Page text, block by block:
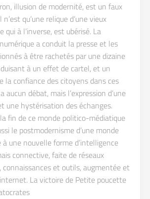
illusion de modernité, est un faux
qu’une relique d’une vieux
qui à l’inverse, est ubérisé. La
a conduit la presse et les
à être rachetés par une dizaine
à un effet de cartel, et un
la confiance des citoyens dans ces
aucun débat, mais l’expression d’une
une hystérisation des échanges.
fin de ce monde politico-médiatique
le postmodernisme d’une monde
une nouvelle forme d’intelligence
connective, faite de réseaux
connaissances et outils, augmentée et
La victoire de Petite poucette